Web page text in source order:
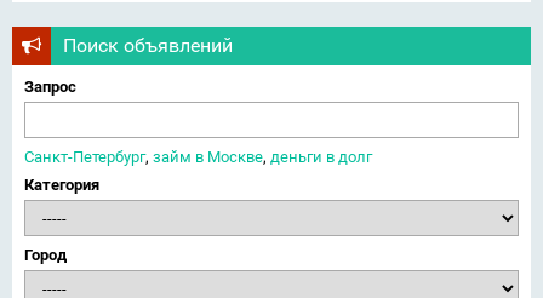
Поиск объявлений
Запрос
Санкт-Петербург, займ в Москве, деньги в долг
Категория
Город